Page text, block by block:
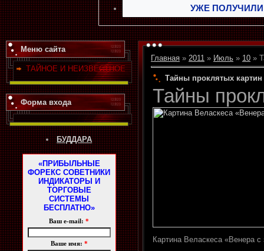
УЖЕ
Меню сайта
ТАЙНОЕ И НЕИЗВЕСТНОЕ
Форма входа
БУДДАРА
«ПРИБЫЛЬНЫЕ
ФОРЕКС СОВЕТНИКИ
ИНДИКАТОРЫ И
ТОРГОВЫЕ
СИСТЕМЫ
БЕСПЛАТНО»
Ваш e-mail: *
Ваше имя: *
Главная » 2011 » Июль » 10 »
Тайны проклятых картин
Тайны
Картина Веласкеса «Венера с